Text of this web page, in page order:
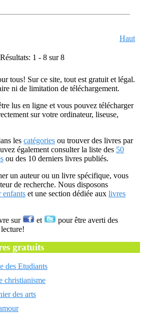
Haut
Résultats: 1 - 8 sur 8
tous! Sur ce site, tout est gratuit et légal.
ni de limitation de téléchargement.
lus en ligne et vous pouvez télécharger
sur votre ordinateur, liseuse,
les catégories ou trouver des livres par
également consulter la liste des 50
ou des 10 derniers livres publiés.
un auteur ou un livre spécifique, vous
de recherche. Nous disposons
enfants et une section dédiée aux livres
sur et
pour être averti des
gratuits
des Etudiants
christianisme
des arts